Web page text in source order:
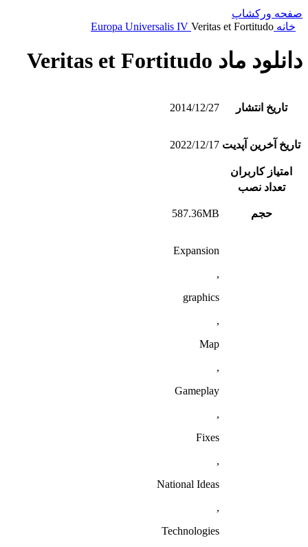
صفحه ورکشاپ
خانه
Europa Universalis IV Veritas et Fortitudo
دانلود ماد Veritas et Fortitudo
تاریخ انتشار 2014/12/27
تاریخ آخرین آپدیت 2022/12/17
امتیاز کاربران
تعداد نصب
حجم 587.36MB
Expansion
,
graphics
,
Map
,
Gameplay
,
Fixes
,
National Ideas
,
Technologies